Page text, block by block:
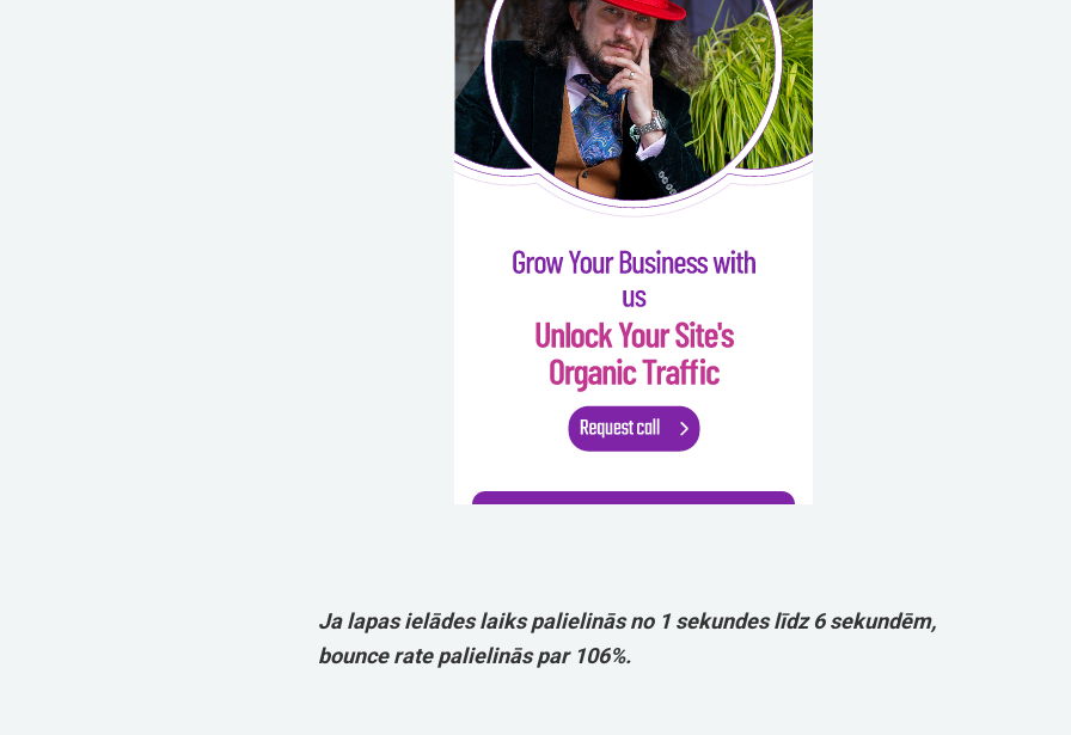
Ja lapas ielādes laiks palielinās no 1 sekundes līdz 6 sekundēm,
bounce rate palielinās par 106%.